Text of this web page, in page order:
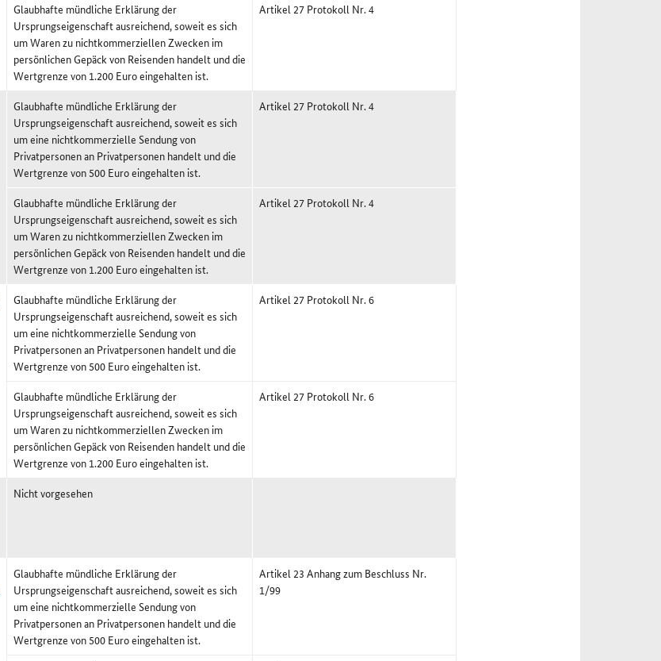
Glaubhafte mündliche Erklärung der
Ursprungseigenschaft ausreichend, soweit es sich
um Waren zu nichtkommerziellen Zwecken im
persönlichen Gepäck von Reisenden handelt und die
Wertgrenze von 1.200 Euro eingehalten ist.
Artikel 27 Protokoll Nr. 4
Glaubhafte mündliche Erklärung der
Ursprungseigenschaft ausreichend, soweit es sich
um eine nichtkommerzielle Sendung von
Privatpersonen an Privatpersonen handelt und die
Wertgrenze von 500 Euro eingehalten ist.
Artikel 27 Protokoll Nr. 4
Glaubhafte mündliche Erklärung der
Ursprungseigenschaft ausreichend, soweit es sich
um Waren zu nichtkommerziellen Zwecken im
persönlichen Gepäck von Reisenden handelt und die
Wertgrenze von 1.200 Euro eingehalten ist.
Artikel 27 Protokoll Nr. 4
Glaubhafte mündliche Erklärung der
Ursprungseigenschaft ausreichend, soweit es sich
um eine nichtkommerzielle Sendung von
Privatpersonen an Privatpersonen handelt und die
Wertgrenze von 500 Euro eingehalten ist.
Artikel 27 Protokoll Nr. 6
Glaubhafte mündliche Erklärung der
Ursprungseigenschaft ausreichend, soweit es sich
um Waren zu nichtkommerziellen Zwecken im
persönlichen Gepäck von Reisenden handelt und die
Wertgrenze von 1.200 Euro eingehalten ist.
Artikel 27 Protokoll Nr. 6
Nicht vorgesehen
Glaubhafte mündliche Erklärung der
Ursprungseigenschaft ausreichend, soweit es sich
um eine nichtkommerzielle Sendung von
Privatpersonen an Privatpersonen handelt und die
Wertgrenze von 500 Euro eingehalten ist.
Artikel 23 Anhang zum Beschluss Nr.
1/99